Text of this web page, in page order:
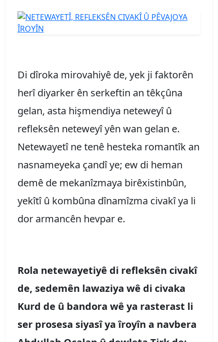
Di dîroka mirovahiyê de, yek ji faktorên
herî diyarker ên serkeftin an têkçûna
gelan, asta hişmendiya neteweyî û
refleksên neteweyî yên wan gelan e.
Netewayetî ne tenê hesteka romantîk an
nasnameyeka çandî ye; ew di heman
demê de mekanîzmaya birêxistinbûn,
yekîtî û kombûna dînamîzma civakî ya li
dor armancên hevpar e.
Rola netewayetiyê di refleksên civakî
de, sedemên lawaziya wê di civaka
Kurd de û bandora wê ya rasterast li
ser prosesa siyasî ya îroyîn a navbera